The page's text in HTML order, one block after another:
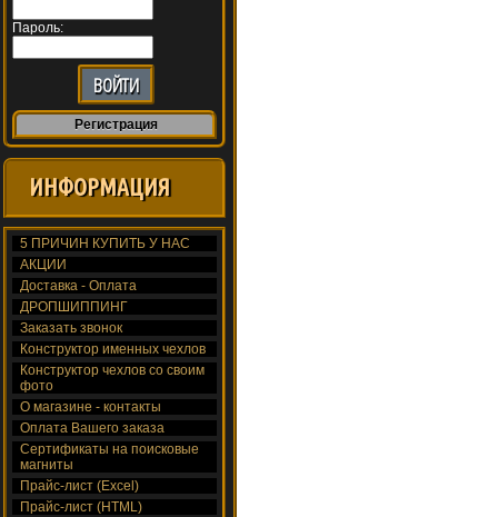
Пароль:
Регистрация
ИНФОРМАЦИЯ
5 ПРИЧИН КУПИТЬ У НАС
АКЦИИ
Доставка - Оплата
ДРОПШИППИНГ
Заказать звонок
Конструктор именных чехлов
Конструктор чехлов со своим
фото
О магазине - контакты
Оплата Вашего заказа
Сертификаты на поисковые
магниты
Прайс-лист (Excel)
Прайс-лист (HTML)